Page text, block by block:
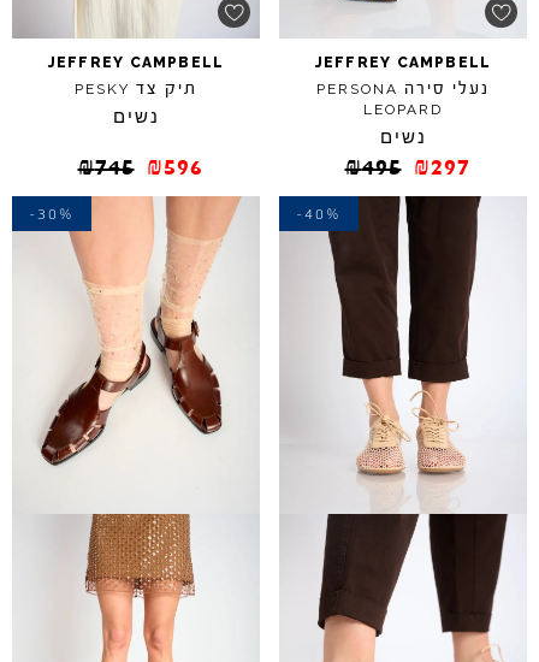
JEFFREY CAMPBELL
נעלי סירה PERSONA
LEOPARD
נשים
₪495 ₪297
JEFFREY CAMPBELL
תיק צד PESKY
נשים
₪745 ₪596
-40%
-30%